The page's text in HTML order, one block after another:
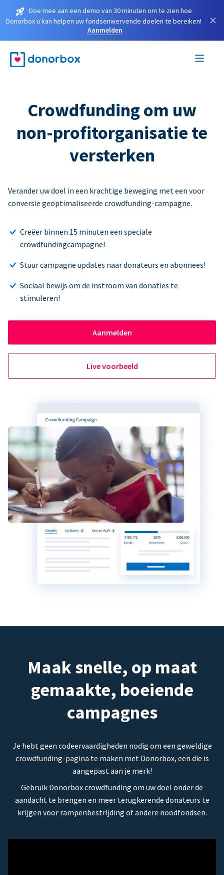
Doe mee aan een demo van 30 minuten om te zien hoe
Donorbox u kan helpen uw fondsenwervende doelen te bereiken!
Aanmelden
×
Crowdfunding om uw
non-profitorganisatie te
versterken
Verander uw doel in een krachtige beweging met een voor
conversie geoptimaliseerde crowdfunding-campagne.
Creëer binnen 15 minuten een speciale
crowdfundingcampagne!
Stuur campagne updates naar donateurs en abonnees!
Sociaal bewijs om de instroom van donaties te
stimuleren!
Aanmelden
Live voorbeeld
Maak snelle, op maat
gemaakte, boeiende
campagnes
Je hebt geen codeervaardigheden nodig om een geweldige
crowdfunding-pagina te maken met Donorbox, een die is
aangepast aan je merk!
Gebruik Donorbox crowdfunding om uw doel onder de
aandacht te brengen en meer terugkerende donateurs te
krijgen voor rampenbestrijding of andere noodfondsen.